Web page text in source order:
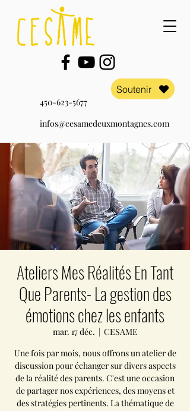
Soutenir
450-623-5677
infos@cesamedeuxmontagnes.com
Ateliers Mes Réalités En Tant
Que Parents- La gestion des
émotions chez les enfants
mar. 17 déc.
  |
CESAME
Une fois par mois, nous offrons un atelier de
discussion pour échanger sur divers aspects
de la réalité des parents. C'est une occasion
de partager nos expériences, des moyens et
des stratégies pertinents. La thématique de